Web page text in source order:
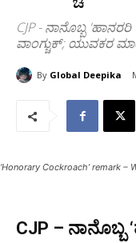
CJP - ನಾನೊಬ್ಬ
ವಾಂಗ್ಚುಕ್; ಯುವಕರ
By Global Deepika
‘Honorary Cockroach’ remark –
CJP – ನಾನೊಬ್ಬ